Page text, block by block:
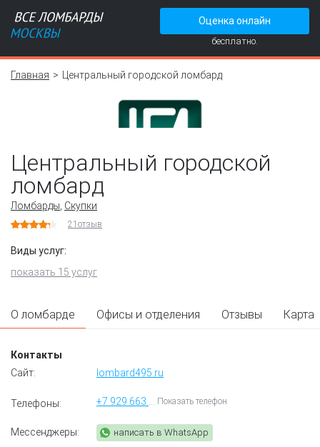
Оценка онлайн
бесплатно.
Главная Центральный городской ломбард
Центральный городской
ломбард
Ломбарды Скупки
21 отзыв
Виды услуг:
показать 15 услуг
О ломбарде Офисы и отделения Отзывы Карта
Контакты
Сайт:
lombard495.ru
Телефоны: Показать телефон
Мессенджеры: написать в WhatsApp